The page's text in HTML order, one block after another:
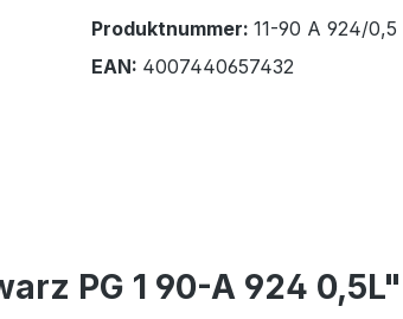
Produktnummer: 11-90 A 924/0,5
EAN: 4007440657432
PG 1 90-A 924 0,5L"